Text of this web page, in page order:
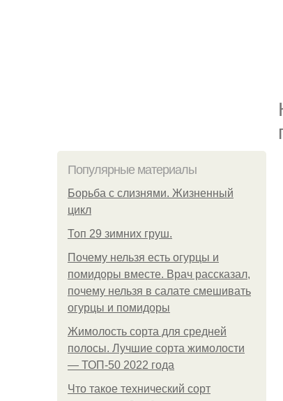
Популярные материалы
Борьба с слизнями. Жизненный
цикл
Топ 29 зимних груш.
Почему нельзя есть огурцы и
помидоры вместе. Врач рассказал,
почему нельзя в салате смешивать
огурцы и помидоры
Жимолость сорта для средней
полосы. Лучшие сорта жимолости
— ТОП-50 2022 года
Что такое технический сорт